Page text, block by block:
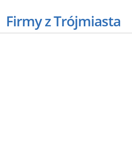
Firmy z Trójmiasta